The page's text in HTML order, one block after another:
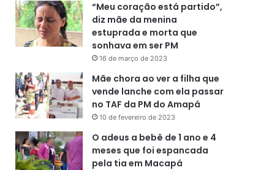
“Meu coração está partido”,
diz mãe da menina
estuprada e morta que
sonhava em ser PM
16 de março de 2023
Mãe chora ao ver a filha que
vende lanche com ela passar
no TAF da PM do Amapá
10 de fevereiro de 2023
O adeus a bebê de 1 ano e 4
meses que foi espancada
pela tia em Macapá